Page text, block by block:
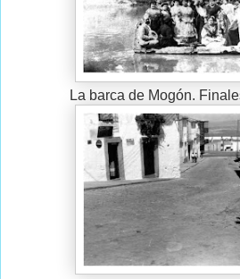
La barca de Mogón.